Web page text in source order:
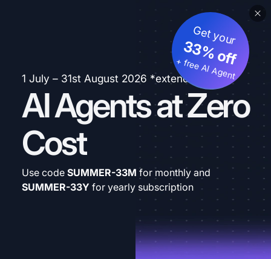
1 July – 31st August 2026 *extended
AI Agents at Zero
Cost
Get your
33% off
+ free AI Agent
Use code SUMMER-33M for monthly and
SUMMER-33Y for yearly subscription